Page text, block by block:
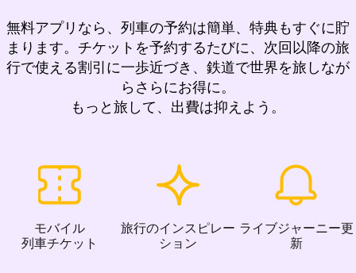
無料アプリなら、列車の予約は簡単、特典もすぐに貯
まります。チケットを予約するたびに、次回以降の旅
行で使える割引に一歩近づき、鉄道で世界を旅しなが
らさらにお得に。
もっと旅して、出費は抑えよう。
モバイル
列車チケット
旅行のインスピレー
ション
ライブジャーニー更
新